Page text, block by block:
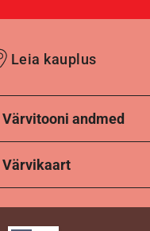
Leia kauplus
Värvitooni andmed
Värvikaart